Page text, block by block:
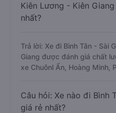
Kiên Lương - Kiên
nhất?
Trả lời: Xe đi Bình Tân - Sài
Giang được đánh giá chất
xe Chuônl Ẩn, Hoàng Minh,
Câu hỏi: Xe nào đi Bình
giá rẻ nhất?